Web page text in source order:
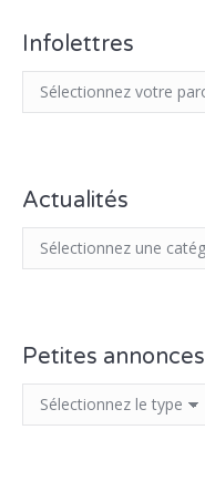
Infolettres
Actualités
Petites annonces